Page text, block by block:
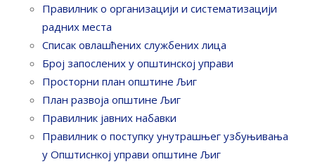
Правилник o организацији и систематизацији
радних места
Списак овлашћених службених лица
Број запослених у oпштинској управи
Просторни план општине Љиг
План развоја општине Љиг
Правилник јавних набавки
Правилник о поступку унутрашњег узбуњивања
у Општиснкој управи општине Љиг